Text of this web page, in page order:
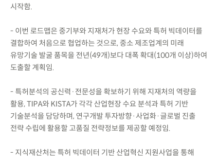
시작함.
- 이번 로드맵은 중기부와 지재처가 현장 수요와 특허 빅데이터를
결합하여 처음으로 협업하는 것으로, 중소 제조업계의 미래
유망기술 발굴 품목을 전년(49개)보다 대폭 확대(100개 이상)하여
도출할 계획임.
- 특허분석의 공신력·전문성을 확보하기 위해 지재처의 역량을
활용, TIPA와 KISTA가 각각 산업현장 수요 분석과 특허 기반
기술분석을 담당하며, 연구개발 투자방향·사업화·글로벌 진출
전략 수립에 활용할 고품질 전략정보를 제공할 예정임.
- 지식재산처는 특허 빅데이터 기반 산업혁신 지원사업을 통해